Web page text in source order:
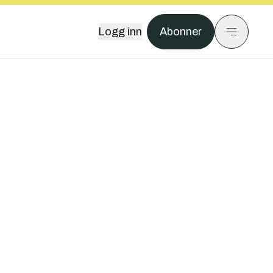
Logg inn Abonner